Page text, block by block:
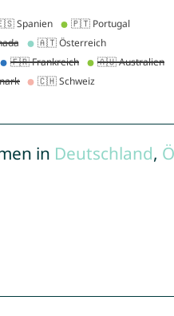
in Deutschland,